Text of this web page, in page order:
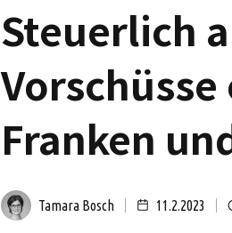
Steuerlich
Franken
Tamara Bosch 11.2.2023